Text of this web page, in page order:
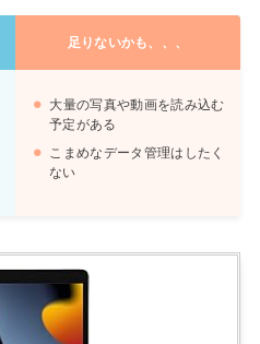
足りないかも、、、
大量の写真や動画を読み込む
予定がある
こまめなデータ管理はしたく
ない